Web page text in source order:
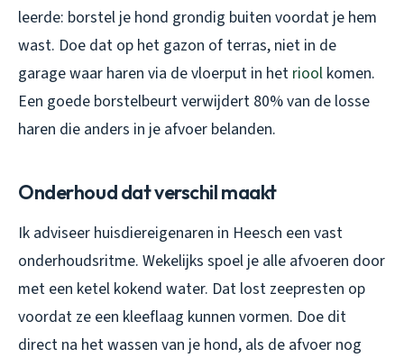
leerde: borstel je hond grondig buiten voordat je hem
wast. Doe dat op het gazon of terras, niet in de
garage waar haren via de vloerput in het riool komen.
Een goede borstelbeurt verwijdert 80% van de losse
haren die anders in je afvoer belanden.
Onderhoud dat verschil maakt
Ik adviseer huisdiereigenaren in Heesch een vast
onderhoudsritme. Wekelijks spoel je alle afvoeren door
met een ketel kokend water. Dat lost zeepresten op
voordat ze een kleeflaag kunnen vormen. Doe dit
direct na het wassen van je hond, als de afvoer nog